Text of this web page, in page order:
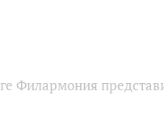
Филармония